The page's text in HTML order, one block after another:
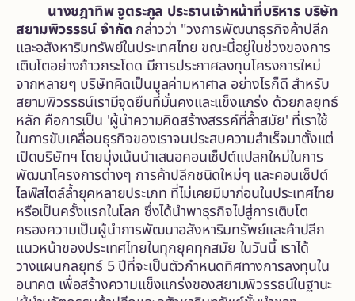
นางชฎาทิพ จูตระกูล ประธานเจ้าหน้าที่บริหาร บริษัท
สยามพิวรรธน์ จำกัดกล่าวว่า "วงการพัฒนาธุรกิจค้าปลีก
และอสังหาริมทรัพย์ในประเทศไทย ขณะนี้อยู่ในช่วงของการ
เติบโตอย่างก้าวกระโดด มีการประกาศลงทุนโครงการใหม่
จากหลายๆ บริษัทคิดเป็นมูลค่ามหาศาล อย่างไรก็ดี สำหรับ
สยามพิวรรธน์เรามีจุดยืนที่มั่นคงและแข็งแกร่ง ด้วยกลยุทธ์
หลัก คือการเป็น 'ผู้นำความคิดสร้างสรรค์ที่ล้ำสมัย' ที่เราใช้
ในการขับเคลื่อนธุรกิจของเราจนประสบความสำเร็จมาตั้งแต่
เปิดบริษัทฯ โดยมุ่งเน้นนำเสนอคอนเซ็ปต์แปลกใหม่ในการ
พัฒนาโครงการต่างๆ การค้าปลีกชนิดใหม่ๆ และคอนเซ็ปต์
ไลฟ์สไตล์ล้ำยุคหลายประเภท ที่ไม่เคยมีมาก่อนในประเทศไทย
หรือเป็นครั้งแรกในโลก ซึ่งได้นำพาธุรกิจไปสู่การเติบโต
ครองความเป็นผู้นำการพัฒนาอสังหาริมทรัพย์และค้าปลีก
แนวหน้าของประเทศไทยในทุกยุคทุกสมัย ในวันนี้ เราได้
วางแผนกลยุทธ์ 5 ปีที่จะเป็นตัวกำหนดทิศทางการลงทุนใน
อนาคต เพื่อสร้างความแข็งแกร่งของสยามพิวรรธน์ในฐานะ